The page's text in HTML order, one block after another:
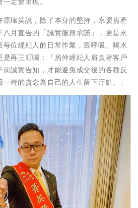
瑋笑說，除了本身的堅持，永慶房產
月宣告的「誠實服務承諾」，更是永
位經紀人的日常作業，跟呼吸、喝水
再三叮囑：「房仲經紀人肩負著客戶
誠實告知，才能避免成交後的各種反
時的貪念為自己的人生留下汙點。」